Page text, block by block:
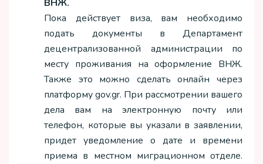
ВНЖ.
Пока действует виза, вам необходимо
подать документы в Департамент
децентрализованной администрации по
месту проживания на оформление ВНЖ.
Также это можно сделать онлайн через
платформу gov.gr. При рассмотрении вашего
дела вам на электронную почту или
телефон, которые вы указали в заявлении,
придет уведомление о дате и времени
приема в местном миграционном отделе.